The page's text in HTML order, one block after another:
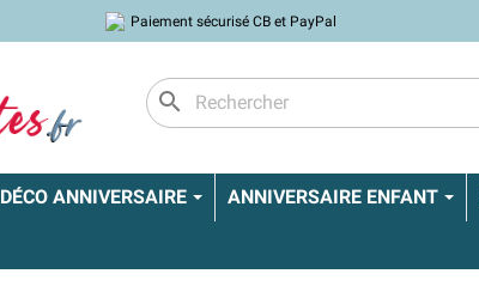
Paiement sécurisé CB et PayPal
search
DÉCO ANNIVERSAIRE ANNIVERSAIRE ENFANT